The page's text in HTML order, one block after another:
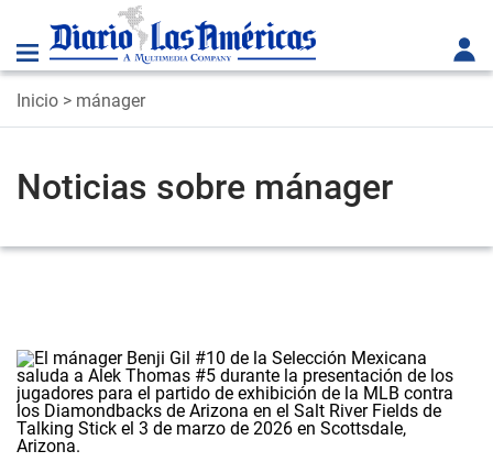
Inicio > mánager
Noticias sobre mánager